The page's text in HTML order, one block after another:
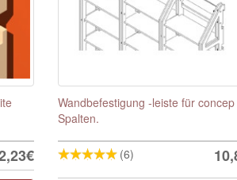
Wandbefestigung -leiste für
Spalten.
(6)